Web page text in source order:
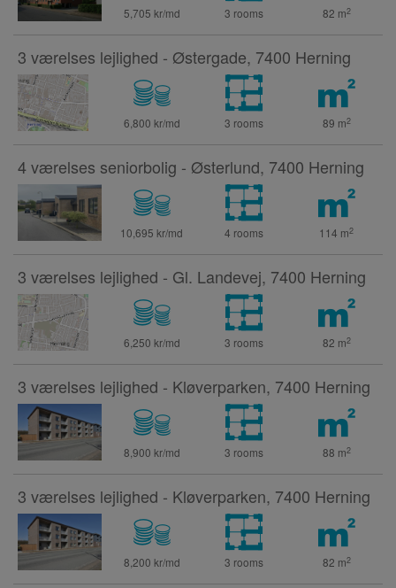
5,705 kr/md 3 rooms 82 m2
3 værelses lejlighed - Østergade, 7400 Herning
6,800 kr/md 3 rooms 89 m2
4 værelses seniorbolig - Østerlund, 7400 Herning
10,695 kr/md 4 rooms 114 m2
3 værelses lejlighed - Gl. Landevej, 7400 Herning
6,250 kr/md 3 rooms 82 m2
3 værelses lejlighed - Kløverparken, 7400 Herning
8,900 kr/md 3 rooms 88 m2
3 værelses lejlighed - Kløverparken, 7400 Herning
8,200 kr/md 3 rooms 82 m2